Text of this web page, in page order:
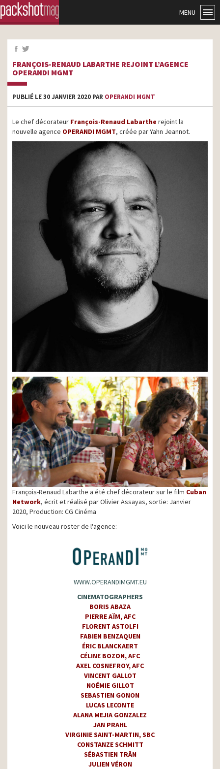
MENU
FRANÇOIS-RENAUD LABARTHE REJOINT L’AGENCE
OPERANDI MGMT
PUBLIÉ LE 30 JANVIER 2020 PAR OPERANDI MGMT
Le chef décorateur François-Renaud Labarthe rejoint la
nouvelle agence OPERANDI MGMT, créée par Yahn Jeannot.
François-Renaud Labarthe a été chef décorateur sur le film Cuban
Network, écrit et réalisé par Olivier Assayas, sortie: Janvier
2020, Production: CG Cinéma
Voici le nouveau roster de l'agence:
WWW.OPERANDIMGMT.EU
CINEMATOGRAPHERS
BORIS ABAZA
PIERRE AÏM, AFC
FLORENT ASTOLFI
FABIEN BENZAQUEN
ÉRIC BLANCKAERT
CÉLINE BOZON, AFC
AXEL COSNEFROY, AFC
VINCENT GALLOT
NOÉMIE GILLOT
SEBASTIEN GONON
LUCAS LECONTE
ALANA MEJIA GONZALEZ
JAN PRAHL
VIRGINIE SAINT-MARTIN, SBC
CONSTANZE SCHMITT
SÉBASTIEN TRÂN
JULIEN VÉRON